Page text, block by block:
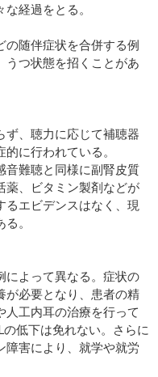
経過をとる。
の随伴症状を合併する例
うつ状態を招くことがあ
ず、聴力に応じて補聴器
に行われている。
音難聴と同様に副腎皮質
薬、ビタミン製剤などが
るエビデンスはなく、現
。
によって異なる。症状の
が必要となり、患者の精
人工内耳の治療を行って
の低下は免れない。さらに
障害により、就学や就労